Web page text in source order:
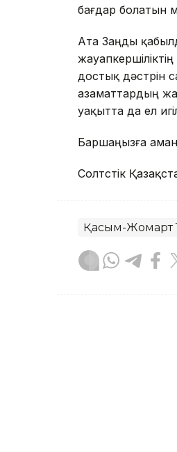
бағдар болатын
Ата Заңды
достық дәстүрін
азаматтардың
уақытта да ел
Баршаңызға
Солтүстік
Қасым-Жомарт